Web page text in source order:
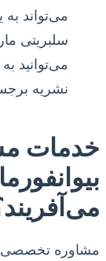
می‌تواند
سلبریتی
می‌توانید
نشریه
خدمات
مشاوره تخصصی